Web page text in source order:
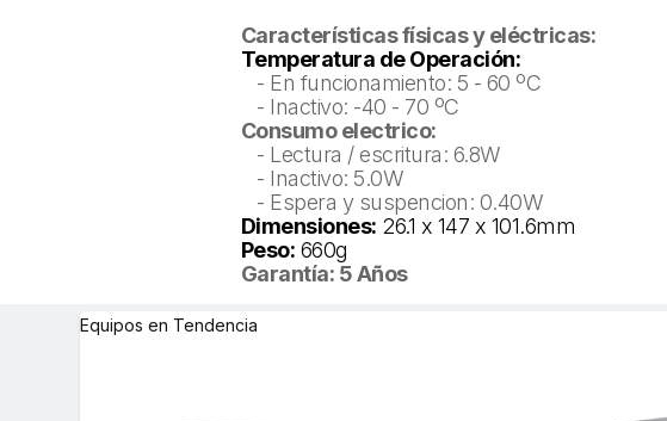
Características físicas y eléctricas:
Temperatura de Operación:
- En funcionamiento: 5 - 60 ºC
- Inactivo: -40 - 70 ºC
Consumo electrico:
- Lectura / escritura: 6.8W
- Inactivo: 5.0W
- Espera y suspencion: 0.40W
Dimensiones: 26.1 x 147 x 101.6mm
Peso: 660g
Garantía: 5 Años
Equipos en Tendencia